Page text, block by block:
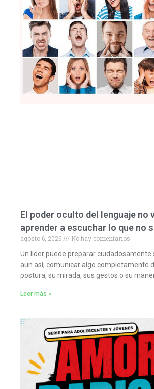
El poder oculto del lenguaje no
aprender a escuchar lo que no
agosto 6, 2026
No hay comentarios
Un líder puede preparar cuidadosamente
aun así, comunicar algo completamente
postura, su mirada, sus gestos o su
Leer más »